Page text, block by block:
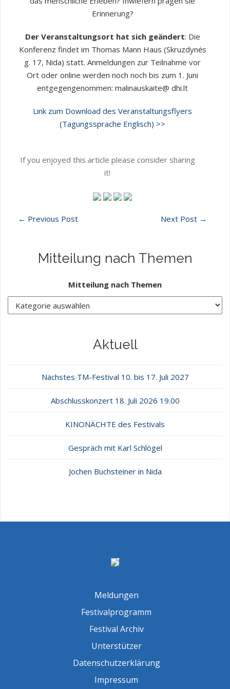
Erinnerung?
Der Veranstaltungsort hat sich geändert: Die
Konferenz findet im Thomas Mann Haus (Skruzdynės
g. 17, Nida) statt. Anmeldungen zur Teilnahme vor
Ort oder online werden noch noch bis zum 1. Juni
entgegengenommen: malinauskaite@ dhi.lt
Link zum Download des Veranstaltungsflyers
(Tagungssprache Englisch) >>
If you enjoyed this article please consider sharing
it!
← Previous Post Next Post →
Mitteilung nach Themen
Mitteilung nach Themen
Aktuell
Nächstes TM-Festival 10. bis 17. Juli 2027
Abschlusskonzert 18. Juli 2026 19.00
KINONÄCHTE des Festivals
Gespräch mit Karl Schlögel
Jochen Buchsteiner in Nida
Meldungen
Festivalprogramm
Festival Archiv
Unterstützer
Datenschutzerklärung
Impressum